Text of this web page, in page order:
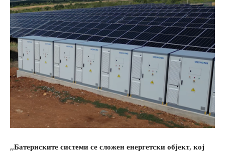
,,Батериските системи се сложен енергетски објект, кој